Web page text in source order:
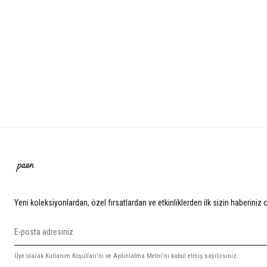
Yeni koleksiyonlardan, özel fırsatlardan ve etkinliklerden ilk sizin haberiniz
Üye olarak Kullanım Koşulları'nı ve Aydınlatma Metni'ni kabul etmiş sayılırsınız.